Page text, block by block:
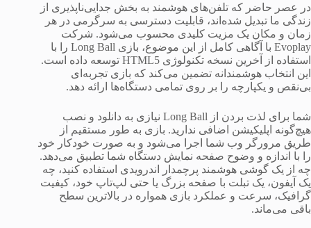
در عصر حاضر که تلفن‌های هوشمند به بخش جدایی‌ناپذیری از
زندگی ما تبدیل شده‌اند، قابلیت دسترسی به سرگرمی در هر
زمان و مکان یک مزیت کلیدی محسوب می‌شود. شرکت
Evoplay با آگاهی کامل از این موضوع، بازی Long Ball را با
استفاده از آخرین نسخه تکنولوژی HTML5 توسعه داده است.
این انتخاب هوشمندانه تضمین می‌کند که بازی تجربه‌ای
بی‌نقص و یکپارچه را بر روی تمامی دستگاه‌ها ارائه دهد.
شما برای لذت بردن از Long Ball نیازی به دانلود و نصب
هیچ‌گونه اپلیکیشن اضافی ندارید. بازی به طور مستقیم از
طریق مرورگر وب شما اجرا می‌شود و به صورت خودکار خود
را با اندازه و وضوح صفحه نمایش دستگاه شما تطبیق می‌دهد.
چه از یک گوشی هوشمند پرچمدار اندرویدی استفاده کنید، چه
یک آیفون، یک تبلت با صفحه بزرگ یا حتی لپ‌تاپ خود، کیفیت
گرافیک، سرعت و عملکرد بازی همواره در بالاترین سطح
باقی می‌ماند.